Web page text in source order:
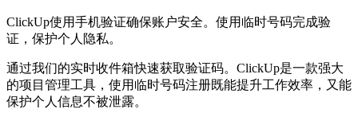
ClickUp使用手机验证确保账户安全。使用临时号码完成验
证，保护个人隐私。
通过我们的实时收件箱快速获取验证码。ClickUp是一款强大
的项目管理工具，使用临时号码注册既能提升工作效率，又能
保护个人信息不被泄露。